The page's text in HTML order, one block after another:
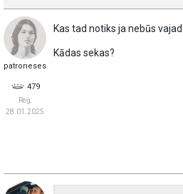
patroneses
479
Reģ:
28.01.2025
Kas tad notiks ja nebūs
Kādas sekas?